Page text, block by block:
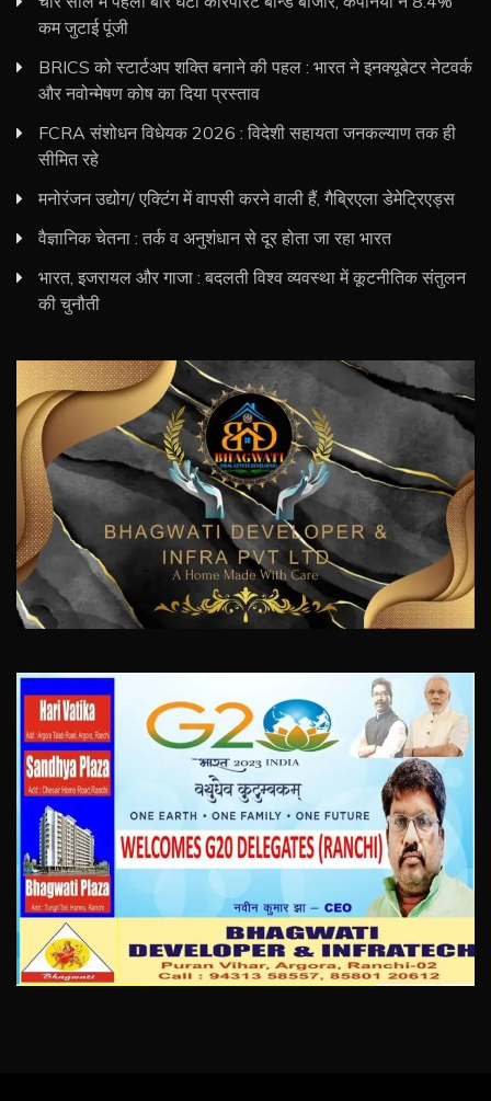
कम जुटाई पूंजी
BRICS को स्टार्टअप शक्ति बनाने की पहल : भारत ने इनक्यूबेटर नेटवर्क
और नवोन्मेषण कोष का दिया प्रस्ताव
FCRA संशोधन विधेयक 2026 : विदेशी सहायता जनकल्याण तक ही
सीमित रहे
मनोरंजन उद्योग/ एक्टिंग में वापसी करने वाली हैं, गैब्रिएला डेमेट्रिएड्स
वैज्ञानिक चेतना : तर्क व अनुशंधान से दूर होता जा रहा भारत
भारत, इजरायल और गाजा : बदलती विश्व व्यवस्था में कूटनीतिक संतुलन
की चुनौती